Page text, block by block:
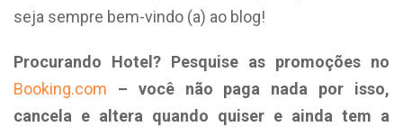
seja sempre bem-vindo (a) ao blog!
Procurando Hotel? Pesquise as promoções no
Booking.com
– você não paga nada por isso,
cancela e altera quando quiser e ainda tem a